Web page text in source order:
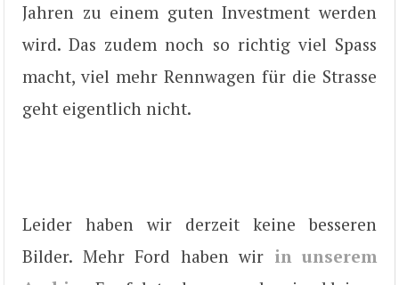
Jahren zu einem guten Investment werden
wird. Das zudem noch so richtig viel Spass
macht, viel mehr Rennwagen für die Strasse
geht eigentlich nicht.
Leider haben wir derzeit keine besseren
Bilder. Mehr Ford haben wir in unserem